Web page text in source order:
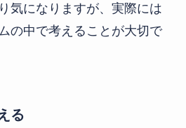
気になりますが、実際には
の中で考えることが大切で
る